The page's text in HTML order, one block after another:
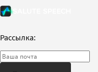
Рассылка: